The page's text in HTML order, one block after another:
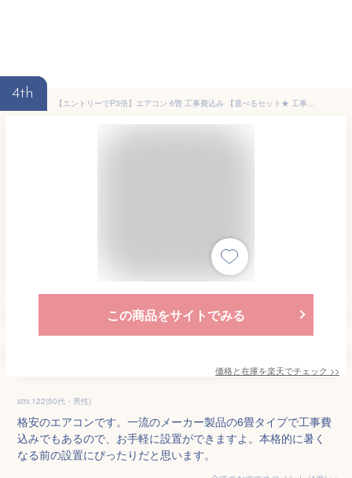
4th
【エントリーでP3倍】エアコン 6畳 工事費込み 【選べるセット★ 工事セット〜延長保証と工事セット】工事込 工事費込 工事込み メーカーおまかせ ハイセンス Hisense アイリス アイリスオーヤマ エクプラ特選 2024年モデル airRCP【楽天リフォーム認定商品】
この商品をサイトでみる
価格と在庫を楽天でチェック >>
strv.122(50代・男性)
格安のエアコンです。一流のメーカー製品の6畳タイプで工事費
込みでもあるので、お手軽に設置ができますよ。本格的に暑く
なる前の設置にぴったりだと思います。